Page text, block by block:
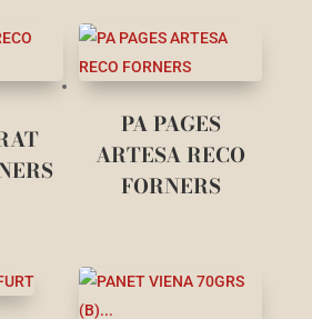
PA PAGES
ARTESA RECO
FORNERS